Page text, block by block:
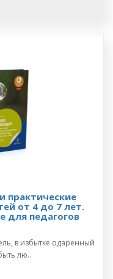
практические
от 4 до 7 лет.
для педагогов
в избытке одаренный
лю..